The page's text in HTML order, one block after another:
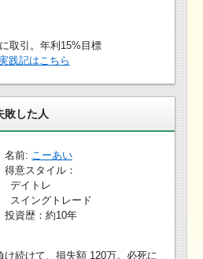
取引。年利15%目標
践記はこちら
敗した人
名前: こーあい
得意スタイル：
デイトレ
スイングトレード
投資歴：約10年
続けて、損失額 120万。必死に